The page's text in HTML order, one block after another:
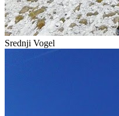
Srednji Vogel